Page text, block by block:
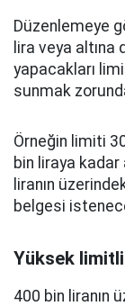
Düzenlemeye
lira veya
yapacakları
sunmak
Örneğin limiti
bin liraya
liranın
belgesi
Yüksek
400 bin liranın